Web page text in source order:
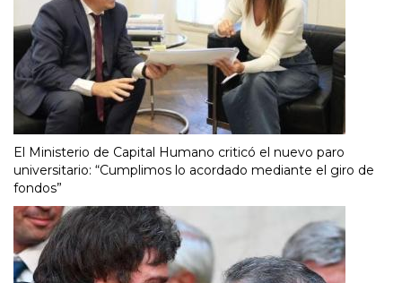
El Ministerio de Capital Humano criticó el nuevo paro
universitario: “Cumplimos lo acordado mediante el giro de
fondos”